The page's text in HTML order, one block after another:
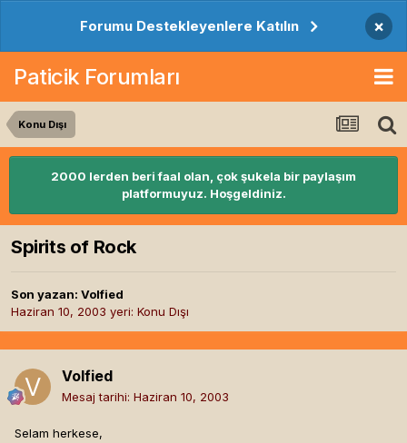
Forumu Destekleyenlere Katılın ×
Paticik Forumları
Konu Dışı
2000 lerden beri faal olan, çok şukela bir paylaşım
platformuyuz. Hoşgeldiniz.
Spirits of Rock
Son yazan: Volfied
Haziran 10, 2003 yeri: Konu Dışı
Volfied
Mesaj tarihi: Haziran 10, 2003
Selam herkese,